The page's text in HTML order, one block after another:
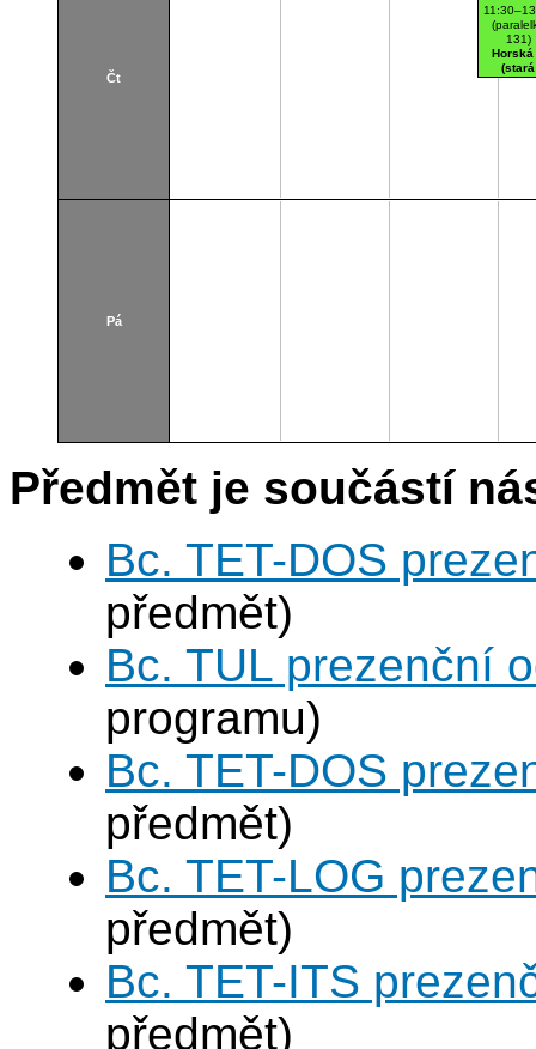
Čt
131)
(stará
Pá
Předmět je součástí
Bc. TET-DOS
předmět)
Bc. TUL prezenční
programu)
Bc. TET-DOS
předmět)
Bc. TET-LOG
předmět)
Bc. TET-ITS
předmět)